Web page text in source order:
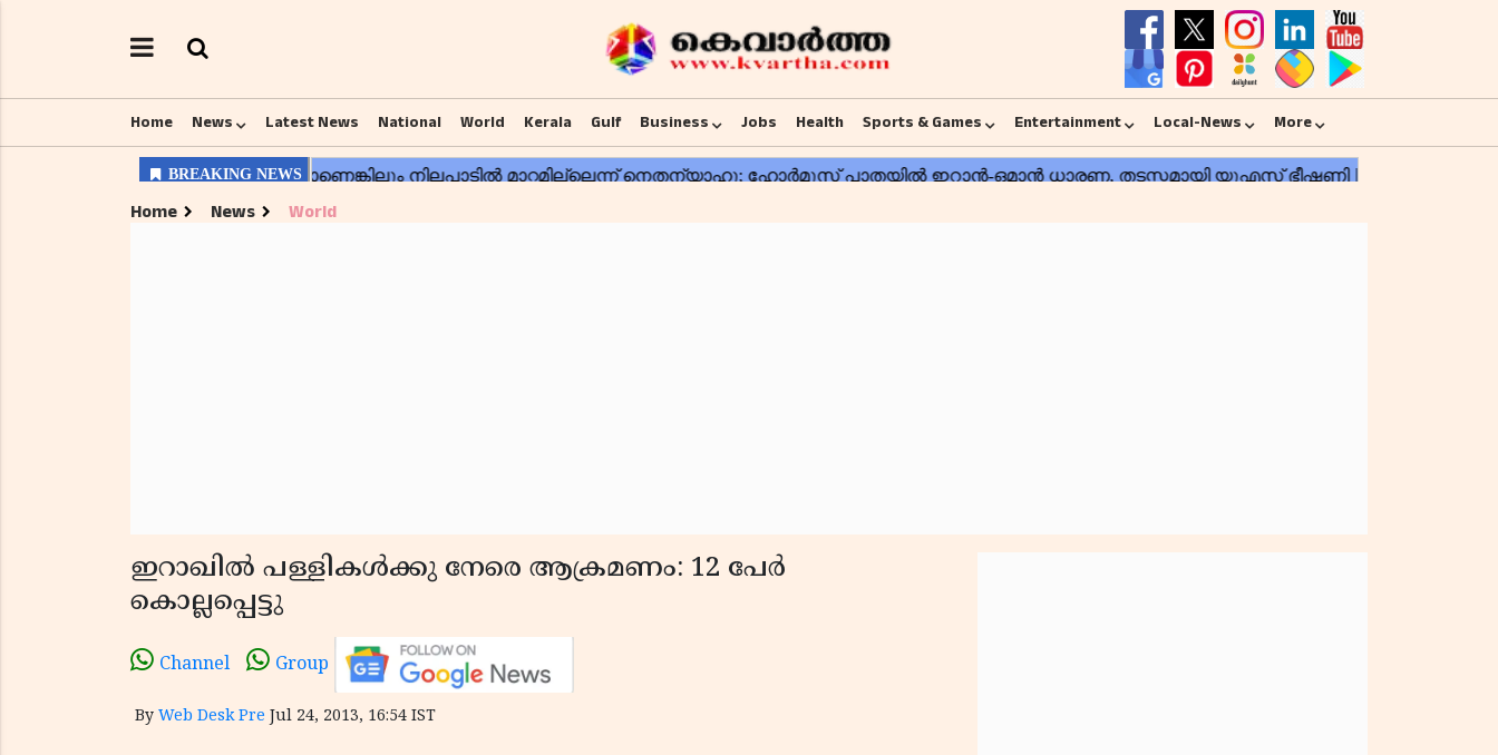
Home News Latest News National World Kerala Gulf Business Jobs Health Sports & Games Entertainment Local-News More
Home News World
ഇറാഖില്‍ പള്ളികള്‍ക്കു നേരെ ആക്രമണം: 12 പേര്‍
കൊല്ലപ്പെട്ടു
Channel Group
By Web Desk Pre Jul 24, 2013, 16:54 IST